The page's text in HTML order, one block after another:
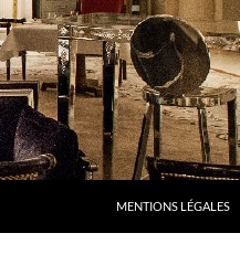
MENTIONS LÉGALES